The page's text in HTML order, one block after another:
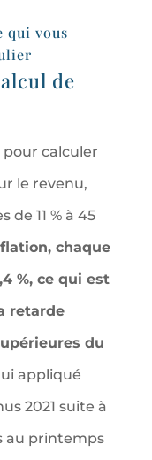
qui vous
de
calculer
le revenu,
11 % à 45
chaque
%, ce qui est
retarde
du
appliqué
2021 suite à
au printemps